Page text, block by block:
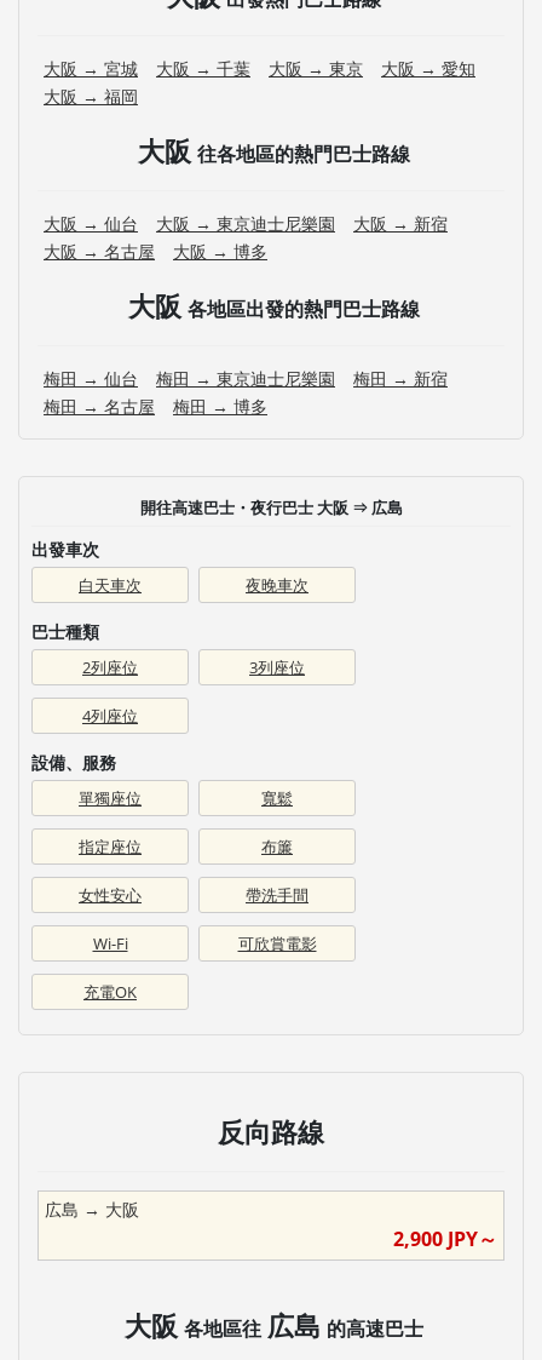
大阪 → 宮城 大阪 → 千葉 大阪 → 東京
大阪 → 愛知
大阪 → 福岡
大阪 往各地區的熱門巴士路線
大阪 → 仙台 大阪 → 東京迪士尼樂園
大阪 → 新宿
大阪 → 名古屋
大阪 → 博多
大阪 各地區出發的熱門巴士路線
梅田 → 仙台 梅田 → 東京迪士尼樂園
梅田 → 新宿
梅田 → 名古屋
梅田 → 博多
開往高速巴士・夜行巴士 大阪 ⇒ 広島
出發車次
白天車次 夜晚車次
巴士種類
2列座位 3列座位
4列座位
設備、服務
單獨座位 寬鬆
指定座位 布簾
女性安心 帶洗手間
Wi-Fi 可欣賞電影
充電OK
反向路線
広島 → 大阪
2,900 JPY～
大阪 各地區往 広島 的高速巴士